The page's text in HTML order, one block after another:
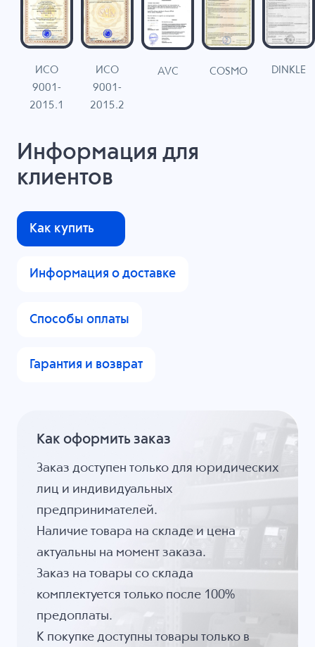
ИСО
9001-
2015.1
ИСО
9001-
2015.2
AVC COSMO DINKLE
Информация для
клиентов
Как купить
Информация о доставке
Способы оплаты
Гарантия и возврат
Как оформить заказ
Заказ доступен только для юридических
лиц и индивидуальных
предпринимателей.
Наличие товара на складе и цена
актуальны на момент заказа.
Заказ на товары со склада
комплектуется только после 100%
предоплаты.
К покупке доступны товары только в